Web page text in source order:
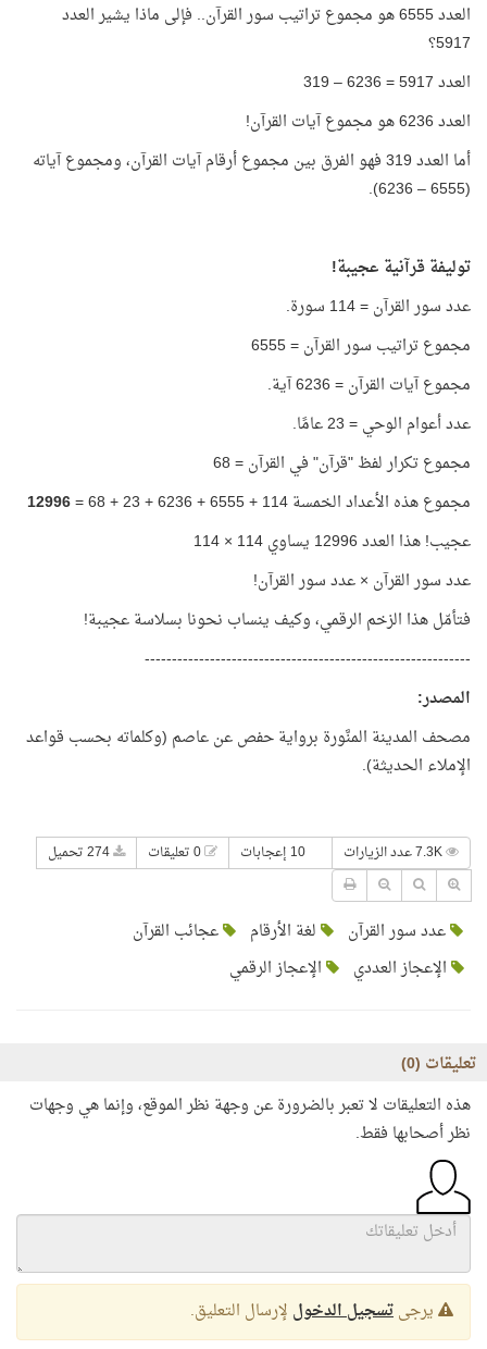
العدد 6555 هو مجموع تراتيب سور القرآن.. فإلى ماذا يشير العدد
5917؟
العدد 5917 = 6236 – 319
العدد 6236 هو مجموع آيات القرآن!
أما العدد 319 فهو الفرق بين مجموع أرقام آيات القرآن، ومجموع آياته
(6555 – 6236).
توليفة قرآنية عجيبة!
عدد سور القرآن = 114 سورة.
مجموع تراتيب سور القرآن = 6555
مجموع آيات القرآن = 6236 آية.
عدد أعوام الوحي = 23 عامًا.
مجموع تكرار لفظ "قرآن" في القرآن = 68
مجموع هذه الأعداد الخمسة 114 + 6555 + 6236 + 23 + 68 =
12996
عجيب! هذا العدد 12996 يساوي 114 × 114
عدد سور القرآن × عدد سور القرآن!
فتأمّل هذا الزخم الرقمي، وكيف ينساب نحونا بسلاسة عجيبة!
------------------------------------------------------------
المصدر:
مصحف المدينة المنَّورة برواية حفص عن عاصم (وكلماته بحسب قواعد
الإملاء الحديثة).
10 إعجابات
عدد سور القرآن لغة الأرقام
عجائب القرآن
الإعجاز العددي
الإعجاز الرقمي
تعليقات (0
)
هذه التعليقات لا تعبر بالضرورة عن وجهة نظر الموقع، وإنما هي وجهات
نظر أصحابها فقط.
يرجىتسجيل الدخول لإرسال التعليق.